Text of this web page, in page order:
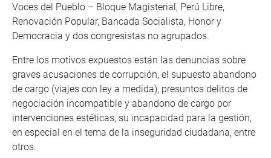
Voces del Pueblo – Bloque Magisterial, Perú Libre,
Renovación Popular, Bancada Socialista, Honor y
Democracia y dos congresistas no agrupados.
Entre los motivos expuestos están las denuncias sobre
graves acusaciones de corrupción, el supuesto abandono
de cargo (viajes con ley a medida), presuntos delitos de
negociación incompatible y abandono de cargo por
intervenciones estéticas, su incapacidad para la gestión,
en especial en el tema de la inseguridad ciudadana, entre
otros.